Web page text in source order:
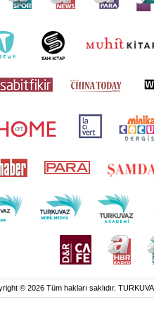
© 2026 Tüm hakları saklıdır.